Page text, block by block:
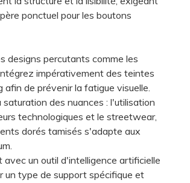
ponctuel pour les boutons
designs percutants comme les
impérativement des teintes
afin de prévenir la fatigue visuelle.
des nuances : l'utilisation
technologiques et le streetwear,
dorés tamisés s'adapte aux
un outil d'intelligence artificielle
un type de support spécifique et